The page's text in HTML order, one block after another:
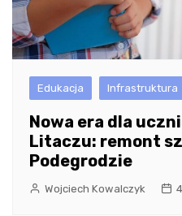
Edukacja Infrastruktura
Nowa era dla
Litaczu: remont
Podegrodzie
Wojciech Kowalczyk